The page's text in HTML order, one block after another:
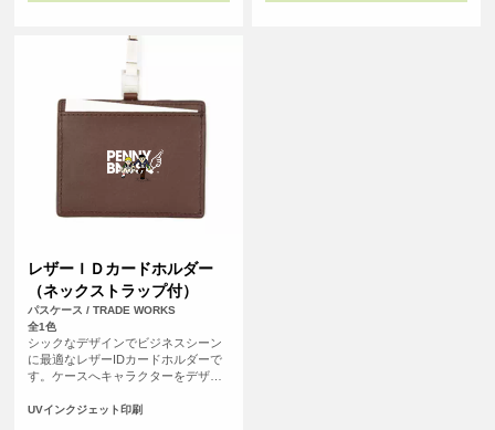
レザーＩＤカードホルダー
（ネックストラップ付）
パスケース / TRADE WORKS
全1色
シックなデザインでビジネスシーン
に最適なレザーIDカードホルダーで
す。ケースへキャラクターをデザイ
ることで高級感のあるアイテムにな
UVインクジェット印刷